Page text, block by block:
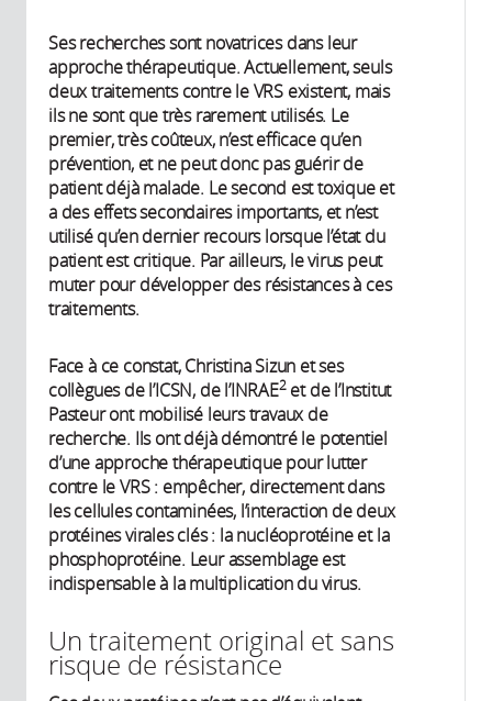
Ses recherches sont novatrices dans leur
approche thérapeutique. Actuellement, seuls
deux traitements contre le VRS existent, mais
ils ne sont que très rarement utilisés. Le
premier, très coûteux, n’est efficace qu’en
prévention, et ne peut donc pas guérir de
patient déjà malade. Le second est toxique et
a des effets secondaires importants, et n’est
utilisé qu’en dernier recours lorsque l’état du
patient est critique. Par ailleurs, le virus peut
muter pour développer des résistances à ces
traitements.
Face à ce constat, Christina Sizun et ses
collègues de l’ICSN, de l’INRAE2et de l’Institut
Pasteur ont mobilisé leurs travaux de
recherche. Ils ont déjà démontré le potentiel
d’une approche thérapeutique pour lutter
contre le VRS : empêcher, directement dans
les cellules contaminées, l’interaction de deux
protéines virales clés : la nucléoprotéine et la
phosphoprotéine. Leur assemblage est
indispensable à la multiplication du virus.
Un traitement original et sans
risque de résistance